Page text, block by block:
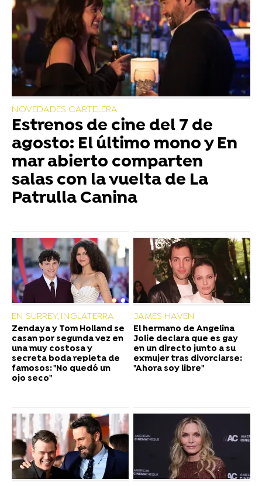
NOVEDADES CARTELERA
Estrenos de cine del 7 de
agosto: El último mono y En
mar abierto comparten
salas con la vuelta de La
Patrulla Canina
EN SURREY, INGLATERRA
Zendaya y Tom Holland se
casan por segunda vez en
una muy costosa y
secreta boda repleta de
famosos: "No quedó un
ojo seco"
JAMES HAVEN
El hermano de Angelina
Jolie declara que es gay
en un directo junto a su
exmujer tras divorciarse:
"Ahora soy libre"